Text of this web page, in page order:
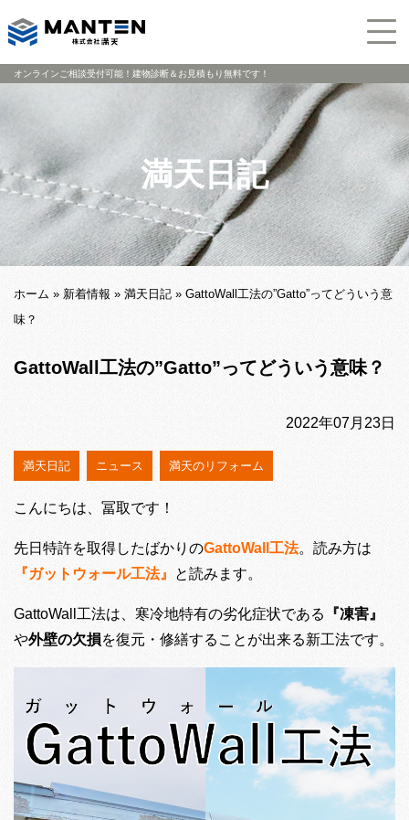
オンラインご相談受付可能！建物診断＆お見積もり無料です！
満天日記
ホーム » 新着情報 » 満天日記 » GattoWall工法の”Gatto”ってどういう意
味？
GattoWall工法の”Gatto”ってどういう意味？
2022年07月23日
満天日記 ニュース 満天のリフォーム
こんにちは、冨取です！
先日特許を取得したばかりのGattoWall工法。読み方は
『ガットウォール工法』
と読みます。
GattoWall工法は、寒冷地特有の劣化症状である
『凍害』
や外壁の欠損を復元・修繕することが出来る新工法です。